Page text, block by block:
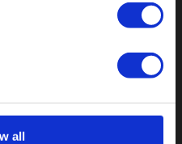
all
einzigartigen